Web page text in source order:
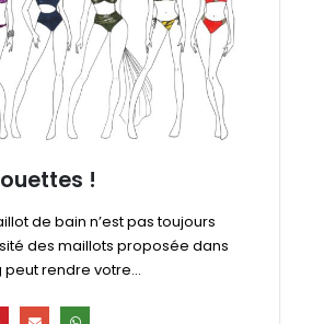
!
de bain n’est pas toujours
des maillots proposée dans
rendre votre...